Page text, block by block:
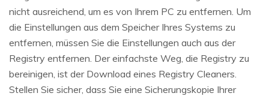
nicht ausreichend, um es von Ihrem PC zu entfernen. Um
die Einstellungen aus dem Speicher Ihres Systems zu
entfernen, müssen Sie die Einstellungen auch aus der
Registry entfernen. Der einfachste Weg, die Registry zu
bereinigen, ist der Download eines Registry Cleaners.
Stellen Sie sicher, dass Sie eine Sicherungskopie Ihrer